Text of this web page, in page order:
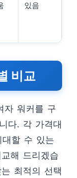
있음
비교
자 워커를 구
다. 각 가격대
할 수 있는
해 드리겠습
최적의 선택